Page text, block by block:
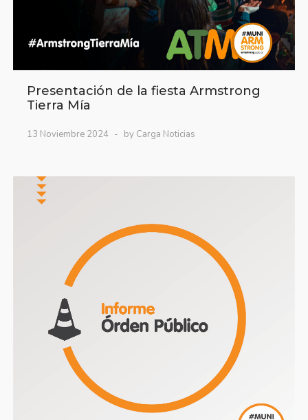
Presentación de la fiesta Armstrong
Tierra Mía
13 Noviembre 2024 by Carga Noticias